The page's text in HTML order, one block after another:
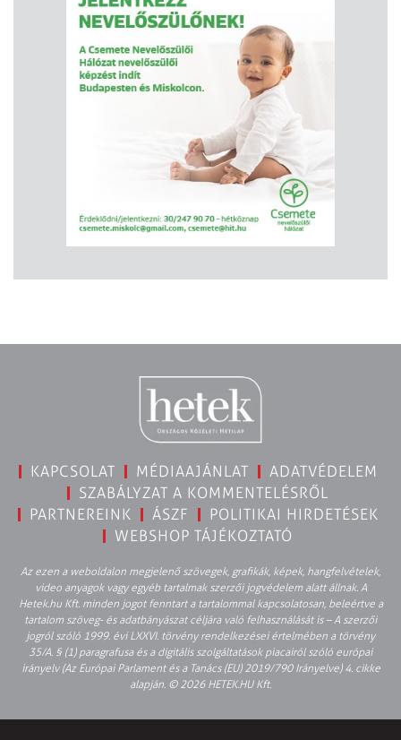
KAPCSOLAT MÉDIAAJÁNLAT
ADATVÉDELEM
SZABÁLYZAT A KOMMENTELÉSRŐL
PARTNEREINK
ÁSZF
POLITIKAI HIRDETÉSEK
WEBSHOP TÁJÉKOZTATÓ
Az ezen a weboldalon megjelenő szövegek, grafikák, képek, hangfelvételek,
video anyagok vagy egyéb tartalmak szerzői jogvédelem alatt állnak. A
Hetek.hu Kft. minden jogot fenntart a tartalommal kapcsolatosan, beleértve a
tartalom szöveg- és adatbányászat céljára való felhasználását is – A szerzői
jogról szóló 1999. évi LXXVI. törvény rendelkezései értelmében a törvény
35/A. § (1) paragrafusa és a digitális szolgáltatások piacairól szóló európai
irányelv (Az Európai Parlament és a Tanács (EU) 2019/790 Irányelve) 4. cikke
alapján. © 2026 HETEK.HU Kft.